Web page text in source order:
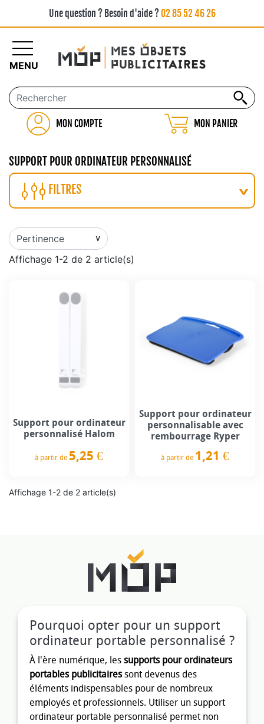
Une question ? Besoin d'aide ?02 85 52 46 26
MON COMPTE MON PANIER
MENU
SUPPORT POUR ORDINATEUR PERSONNALISÉ
Pourquoi opter pour un support
ordinateur portable personnalisé ?
À l'ère numérique, les supports pour ordinateurs
portables publicitairessont devenus des
éléments indispensables pour de nombreux
employés et professionnels. Utiliser un support
ordinateur portable personnalisé permet non
FILTRES
Affichage 1-2 de 2 article(s)
Support pour ordinateur
personnalisé Halom
à partir de 5,25 €
Support pour ordinateur
personnalisable avec
rembourrage Ryper
à partir de 1,21 €
Affichage 1-2 de 2 article(s)